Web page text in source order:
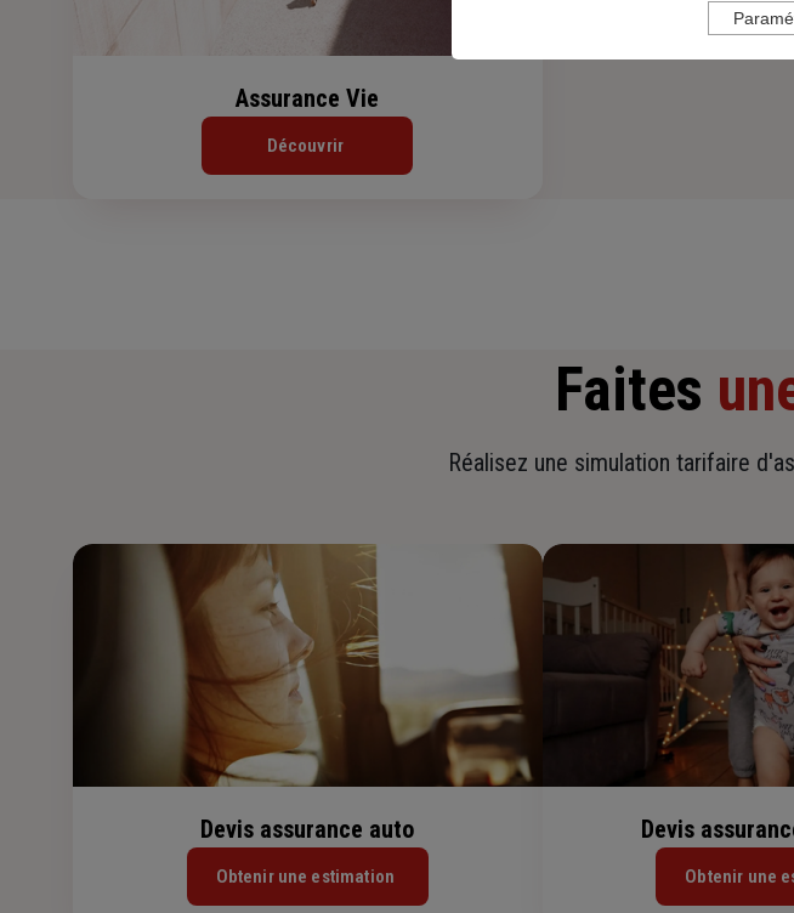
Assurance Vie
Découvrir
Faites
Réalisez une simulation tarifaire
Devis assurance auto
Obtenir une estimation
Devis
Obtenir une